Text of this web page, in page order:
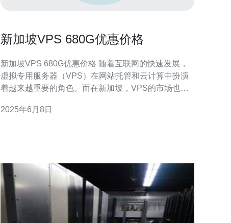
新加坡VPS 680G优惠价格
新加坡VPS 680G优惠价格 随着互联网的快速发展，
虚拟专用服务器（VPS）在网站托管和云计算中扮演
着越来越重要的角色。而在新加坡，VPS的市场也越
680G的优惠价格。 新加坡VPS 680G是一款高性能的
2025年6月8日